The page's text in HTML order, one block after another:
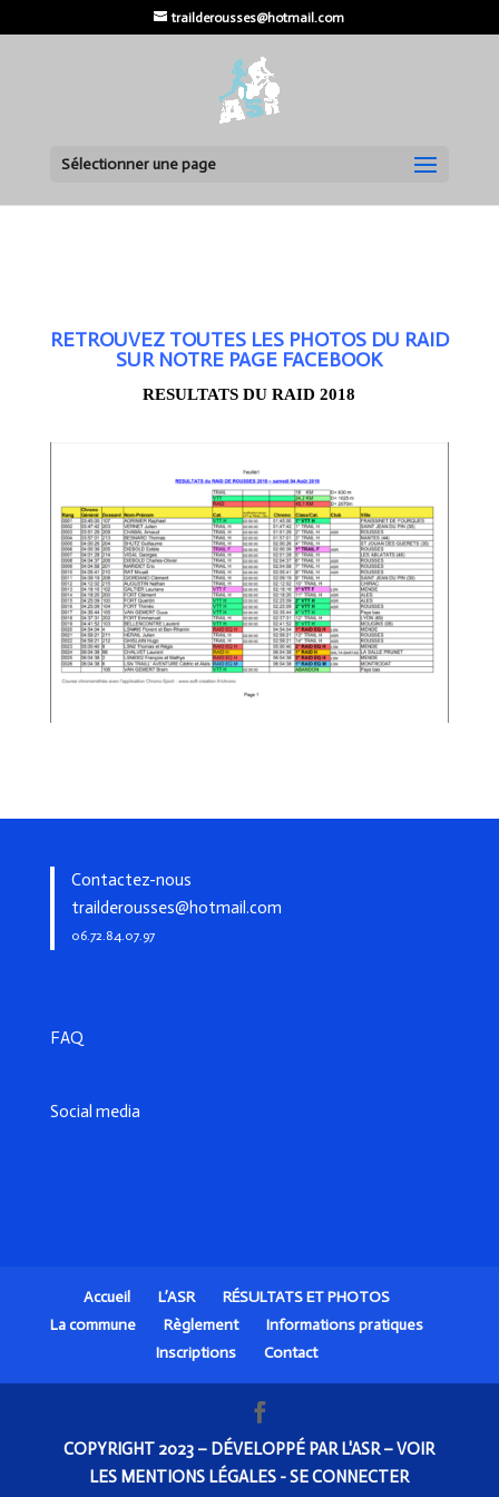
trailderousses@hotmail.com
Sélectionner une page
RETROUVEZ TOUTES LES PHOTOS DU RAID
SUR NOTRE PAGE FACEBOOK
RESULTATS DU RAID 2018
Contactez-nous
trailderousses@hotmail.com
06.72.84.07.97
FAQ
Social media
Accueil L’ASR
RÉSULTATS ET PHOTOS
La commune
Règlement
Informations pratiques
Inscriptions
Contact
COPYRIGHT 2023 – DÉVELOPPÉ PAR L'ASR –VOIR
LES MENTIONS LÉGALES -SE CONNECTER